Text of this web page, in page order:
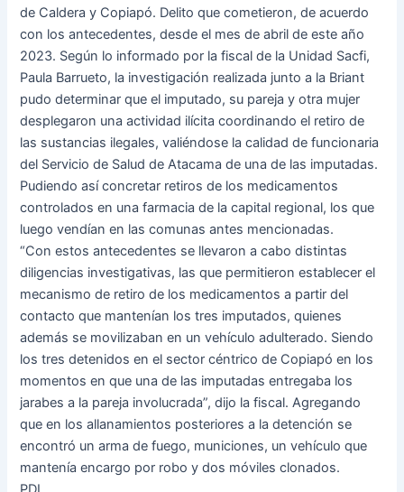
de Caldera y Copiapó. Delito que cometieron, de acuerdo
con los antecedentes, desde el mes de abril de este año
2023. Según lo informado por la fiscal de la Unidad Sacfi,
Paula Barrueto, la investigación realizada junto a la Briant
pudo determinar que el imputado, su pareja y otra mujer
desplegaron una actividad ilícita coordinando el retiro de
las sustancias ilegales, valiéndose la calidad de funcionaria
del Servicio de Salud de Atacama de una de las imputadas.
Pudiendo así concretar retiros de los medicamentos
controlados en una farmacia de la capital regional, los que
luego vendían en las comunas antes mencionadas.
“Con estos antecedentes se llevaron a cabo distintas
diligencias investigativas, las que permitieron establecer el
mecanismo de retiro de los medicamentos a partir del
contacto que mantenían los tres imputados, quienes
además se movilizaban en un vehículo adulterado. Siendo
los tres detenidos en el sector céntrico de Copiapó en los
momentos en que una de las imputadas entregaba los
jarabes a la pareja involucrada”, dijo la fiscal. Agregando
que en los allanamientos posteriores a la detención se
encontró un arma de fuego, municiones, un vehículo que
mantenía encargo por robo y dos móviles clonados.